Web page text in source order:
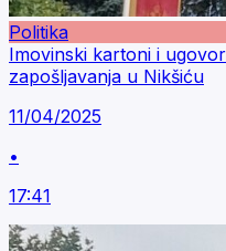
Politika
Imovinski kartoni i
zapošljavanja u Nikšiću
11/04/2025
•
17:41